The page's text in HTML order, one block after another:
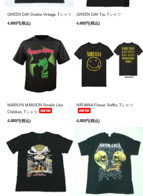
GREEN DAY Dookie Vintage, Tシャツ
4,480円(税込)
GREEN DAY Tie, Tシャツ
4,480円(税込)
MARILYN MANSON Smells Like
Children, Tシャツ
4,480円(税込)
NIRVANA Flower Sniffin, Tシャツ
4,480円(税込)